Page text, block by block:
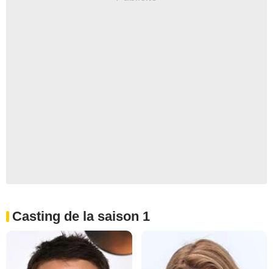
Casting de la saison 1